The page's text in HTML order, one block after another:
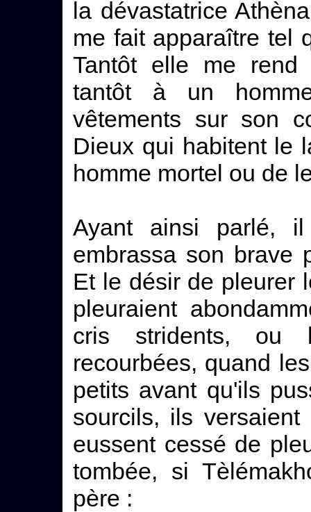
la dévastatrice
me fait apparaître tel
Tantôt elle me rend
tantôt à un
vêtements sur son
Dieux qui habitent le
homme mortel ou de
Ayant ainsi parlé, il
embrassa son brave
Et le désir de pleurer
pleuraient
cris stridents, ou
recourbées, quand
petits avant qu'ils
sourcils, ils
eussent cessé de
tombée, si
père :